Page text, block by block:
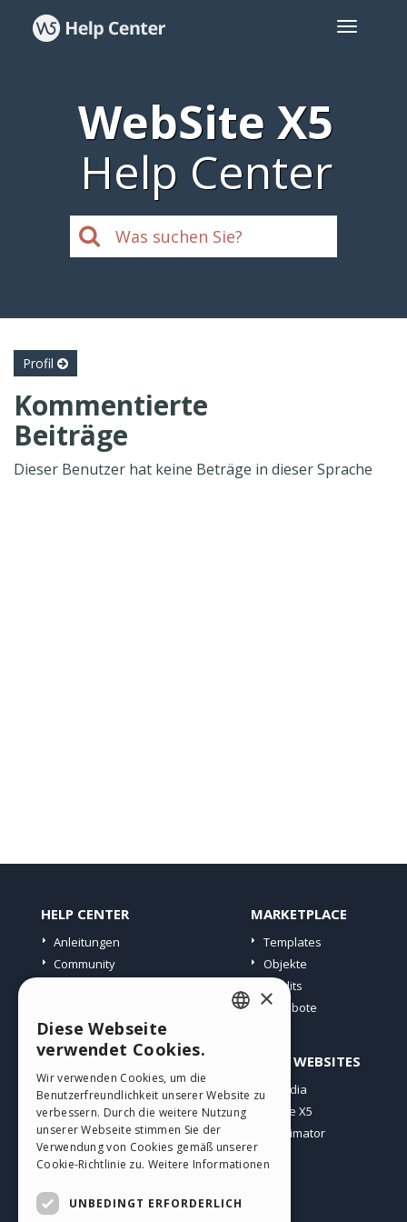
WebSite X5
Help Center
Profil
Kommentierte
Beiträge
Dieser Benutzer hat keine Beträge in dieser Sprache
HELP CENTER
Anleitungen
Community
MARKETPLACE
Templates
Objekte
Credits
Angebote
PROFIL
Meine Beiträge
Meine Lizenz
Download
Webhosting
ANDERE WEBSITES
Incomedia
WebSite X5
WebAnimator
GERMAN
SPANISH
PORTUGUESE
×
Diese Webseite
verwendet Cookies.
Wir verwenden Cookies, um die
Benutzerfreundlichkeit unserer Website zu
verbessern. Durch die weitere Nutzung
unserer Webseite stimmen Sie der
Verwendung von Cookies gemäß unserer
Cookie-Richtlinie zu. Weitere Informationen
UNBEDINGT ERFORDERLICH